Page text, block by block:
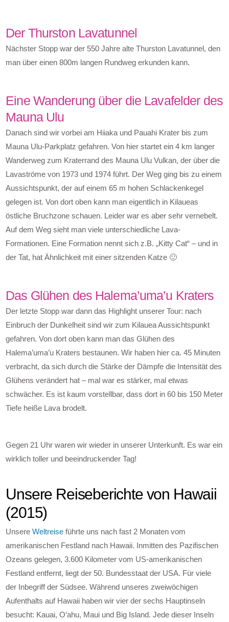
Der Thurston Lavatunnel
Nächster Stopp war der 550 Jahre alte Thurston Lavatunnel, den
man über einen 800m langen Rundweg erkunden kann.
Eine Wanderung über die Lavafelder des
Mauna Ulu
Danach sind wir vorbei am Hiiaka und Pauahi Krater bis zum
Mauna Ulu-Parkplatz gefahren. Von hier startet ein 4 km langer
Wanderweg zum Kraterrand des Mauna Ulu Vulkan, der über die
Lavaströme von 1973 und 1974 führt. Der Weg ging bis zu einem
Aussichtspunkt, der auf einem 65 m hohen Schlackenkegel
gelegen ist. Von dort oben kann man eigentlich in Kilaueas
östliche Bruchzone schauen. Leider war es aber sehr vernebelt.
Auf dem Weg sieht man viele unterschiedliche Lava-
Formationen. Eine Formation nennt sich z.B. „Kitty Cat“ – und in
der Tat, hat Ähnlichkeit mit einer sitzenden Katze 🙂
Das Glühen des Halema’uma’u Kraters
Der letzte Stopp war dann das Highlight unserer Tour: nach
Einbruch der Dunkelheit sind wir zum Kilauea Aussichtspunkt
gefahren. Von dort oben kann man das Glühen des
Halema’uma’u Kraters bestaunen. Wir haben hier ca. 45 Minuten
verbracht, da sich durch die Stärke der Dämpfe die Intensität des
Glühens verändert hat – mal war es stärker, mal etwas
schwächer. Es ist kaum vorstellbar, dass dort in 60 bis 150 Meter
Tiefe heiße Lava brodelt.
Gegen 21 Uhr waren wir wieder in unserer Unterkunft. Es war ein
wirklich toller und beeindruckender Tag!
Unsere Reiseberichte von Hawaii
(2015)
UnsereWeltreise führte uns nach fast 2 Monaten vom
amerikanischen Festland nach Hawaii. Inmitten des Pazifischen
Ozeans gelegen, 3.600 Kilometer vom US-amerikanischen
Festland entfernt, liegt der 50. Bundesstaat der USA. Für viele
der Inbegriff der Südsee. Während unseres zweiwöchigen
Aufenthalts auf Hawaii haben wir vier der sechs Hauptinseln
besucht: Kauai, O‘ahu, Maui und Big Island. Jede dieser Inseln